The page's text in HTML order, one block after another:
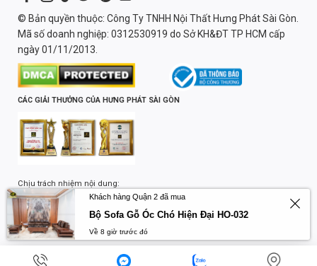
© Bản quyền thuộc: Công Ty TNHH Nội Thất Hưng Phát Sài Gòn.
Mã số doanh nghiệp: 0312530919 do Sở KH&ĐT TP HCM cấp
ngày 01/11/2013.
CÁC GIẢI THƯỞNG CỦA HƯNG PHÁT SÀI GÒN
Chịu trách nhiệm nội dung:
Lương Quốc TrườngKhách hàng Quận 2 đã mua
Bộ Sofa Gỗ Óc Chó Hiện Đại HO-032
Về 8 giờ trước đó